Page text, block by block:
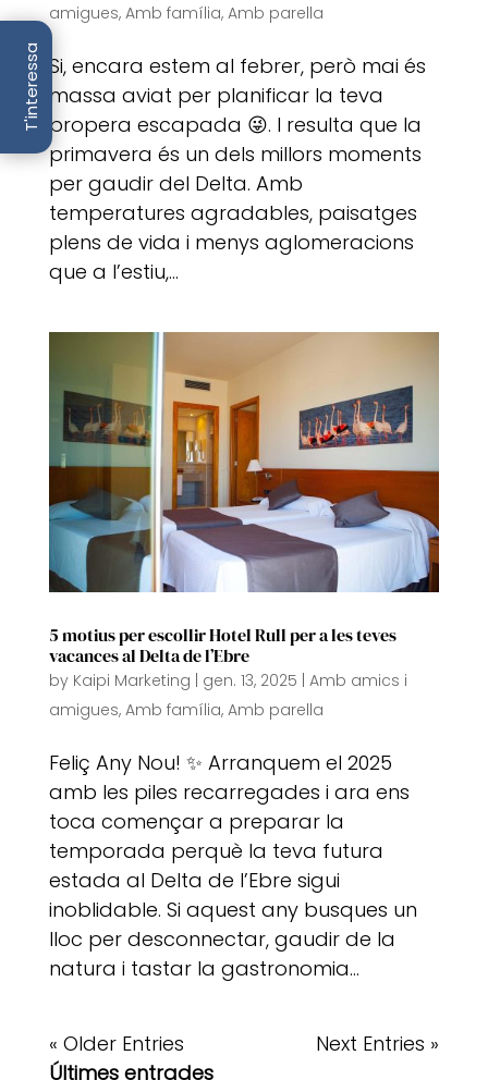
T'interessa
amigues, Amb família, Amb parella
Si, encara estem al febrer, però mai és
massa aviat per planificar la teva
propera escapada 😜. I resulta que la
primavera és un dels millors moments
per gaudir del Delta. Amb
temperatures agradables, paisatges
plens de vida i menys aglomeracions
que a l’estiu,...
5 motius per escollir Hotel Rull per a les teves
vacances al Delta de l’Ebre
by Kaipi Marketing | gen. 13, 2025 | Amb amics i
amigues, Amb família, Amb parella
Feliç Any Nou! ✨ Arranquem el 2025
amb les piles recarregades i ara ens
toca començar a preparar la
temporada perquè la teva futura
estada al Delta de l’Ebre sigui
inoblidable. Si aquest any busques un
lloc per desconnectar, gaudir de la
natura i tastar la gastronomia...
« Older Entries
Next Entries »
Últimes entrades